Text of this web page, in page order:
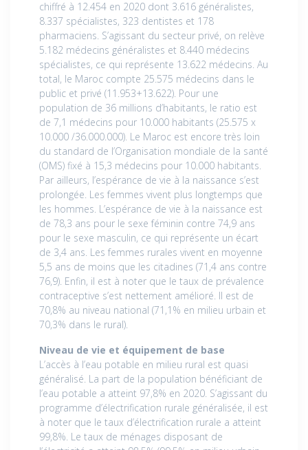
chiffré à 12.454 en 2020 dont 3.616 généralistes,
8.337 spécialistes, 323 dentistes et 178
pharmaciens. S’agissant du secteur privé, on relève
5.182 médecins généralistes et 8.440 médecins
spécialistes, ce qui représente 13.622 médecins. Au
total, le Maroc compte 25.575 médecins dans le
public et privé (11.953+13.622). Pour une
population de 36 millions d’habitants, le ratio est
de 7,1 médecins pour 10.000 habitants (25.575 x
10.000 /36.000.000). Le Maroc est encore très loin
du standard de l’Organisation mondiale de la santé
(OMS) fixé à 15,3 médecins pour 10.000 habitants.
Par ailleurs, l’espérance de vie à la naissance s’est
prolongée. Les femmes vivent plus longtemps que
les hommes. L’espérance de vie à la naissance est
de 78,3 ans pour le sexe féminin contre 74,9 ans
pour le sexe masculin, ce qui représente un écart
de 3,4 ans. Les femmes rurales vivent en moyenne
5,5 ans de moins que les citadines (71,4 ans contre
76,9). Enfin, il est à noter que le taux de prévalence
contraceptive s’est nettement amélioré. Il est de
70,8% au niveau national (71,1% en milieu urbain et
70,3% dans le rural).
Niveau de vie et équipement de base
L’accès à l’eau potable en milieu rural est quasi
généralisé. La part de la population bénéficiant de
l’eau potable a atteint 97,8% en 2020. S’agissant du
programme d’électrification rurale généralisée, il est
à noter que le taux d’électrification rurale a atteint
99,8%. Le taux de ménages disposant de